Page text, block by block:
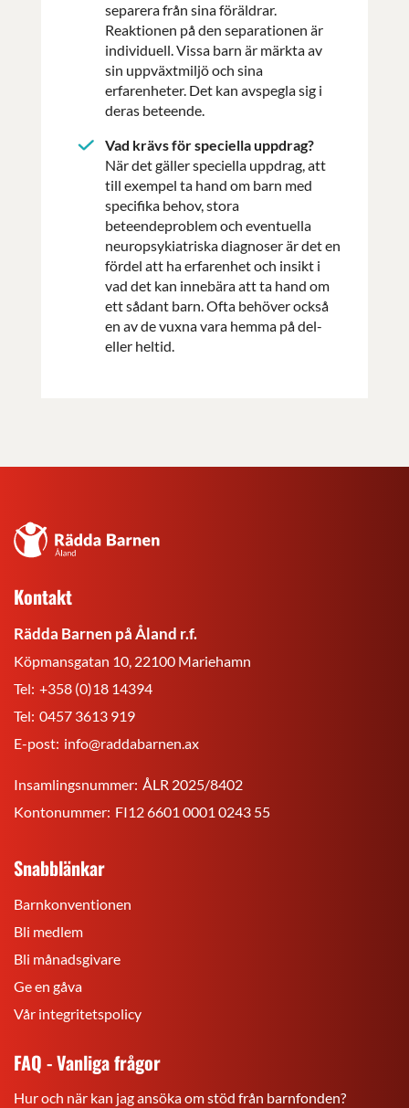
separera från sina föräldrar.
Reaktionen på den separationen är
individuell. Vissa barn är märkta av
sin uppväxtmiljö och sina
erfarenheter. Det kan avspegla sig i
deras beteende.
Vad krävs för speciella uppdrag?
När det gäller speciella uppdrag, att
till exempel ta hand om barn med
specifika behov, stora
beteendeproblem och eventuella
neuropsykiatriska diagnoser är det en
fördel att ha erfarenhet och insikt i
vad det kan innebära att ta hand om
ett sådant barn. Ofta behöver också
en av de vuxna vara hemma på del-
eller heltid.
Kontakt
Rädda Barnen på Åland r.f.
Köpmansgatan 10, 22100 Mariehamn
Tel: +358 (0)18 14394
Tel: 0457 3613 919
E-post: info@raddabarnen.ax
Insamlingsnummer: ÅLR 2025/8402
Kontonummer: FI12 6601 0001 0243 55
Snabblänkar
Barnkonventionen
Bli medlem
Bli månadsgivare
Ge en gåva
Vår integritetspolicy
FAQ - Vanliga frågor
Hur och när kan jag ansöka om stöd från barnfonden?